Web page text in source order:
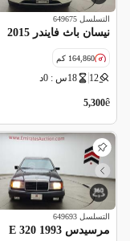
التسلسل 649675
نيسان باث فايندر 2015
164,860 كم
12 18س : 0د
ê
5,300
التسلسل 649693
مرسيدس E 320 1993